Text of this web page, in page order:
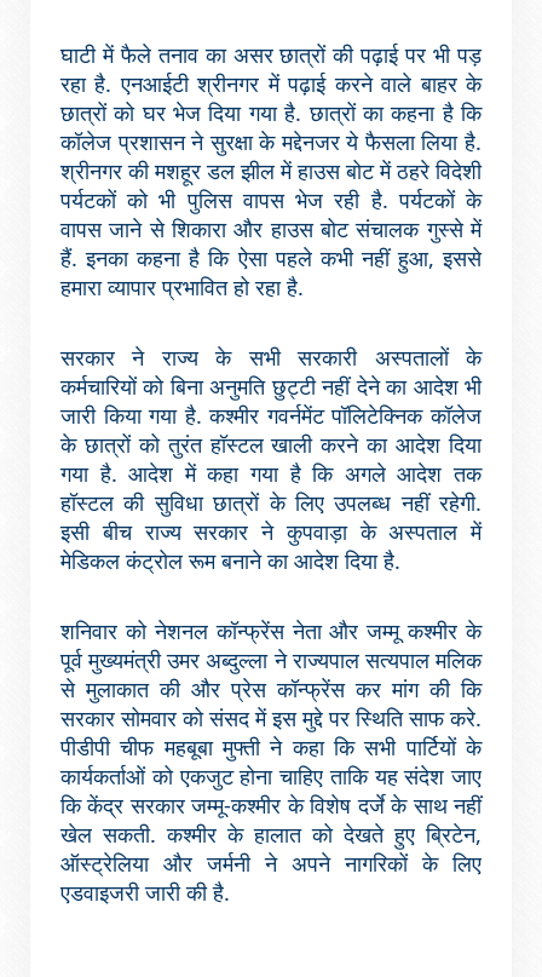
घाटी में फैले तनाव का असर छात्रों की पढ़ाई पर भी पड़
रहा है. एनआईटी श्रीनगर में पढ़ाई करने वाले बाहर के
छात्रों को घर भेज दिया गया है. छात्रों का कहना है कि
कॉलेज प्रशासन ने सुरक्षा के मद्देनजर ये फैसला लिया है.
श्रीनगर की मशहूर डल झील में हाउस बोट में ठहरे विदेशी
पर्यटकों को भी पुलिस वापस भेज रही है. पर्यटकों के
वापस जाने से शिकारा और हाउस बोट संचालक गुस्से में
हैं. इनका कहना है कि ऐसा पहले कभी नहीं हुआ, इससे
हमारा व्यापार प्रभावित हो रहा है.
सरकार ने राज्य के सभी सरकारी अस्पतालों के
कर्मचारियों को बिना अनुमति छुट्टी नहीं देने का आदेश भी
जारी किया गया है. कश्मीर गवर्नमेंट पॉलिटेक्निक कॉलेज
के छात्रों को तुरंत हॉस्टल खाली करने का आदेश दिया
गया है. आदेश में कहा गया है कि अगले आदेश तक
हॉस्टल की सुविधा छात्रों के लिए उपलब्ध नहीं रहेगी.
इसी बीच राज्य सरकार ने कुपवाड़ा के अस्पताल में
मेडिकल कंट्रोल रूम बनाने का आदेश दिया है.
शनिवार को नेशनल कॉन्फ्रेंस नेता और जम्मू कश्मीर के
पूर्व मुख्यमंत्री उमर अब्दुल्ला ने राज्यपाल सत्यपाल मलिक
से मुलाकात की और प्रेस कॉन्फ्रेंस कर मांग की कि
सरकार सोमवार को संसद में इस मुद्दे पर स्थिति साफ करे.
पीडीपी चीफ महबूबा मुफ्ती ने कहा कि सभी पार्टियों के
कार्यकर्ताओं को एकजुट होना चाहिए ताकि यह संदेश जाए
कि केंद्र सरकार जम्मू-कश्मीर के विशेष दर्जे के साथ नहीं
खेल सकती. कश्मीर के हालात को देखते हुए ब्रिटेन,
ऑस्ट्रेलिया और जर्मनी ने अपने नागरिकों के लिए
एडवाइजरी जारी की है.